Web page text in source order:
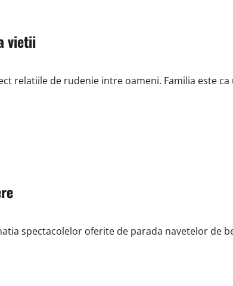
vietii
relatiile de rudenie intre oameni. Familia este
spectacolelor oferite de parada navetelor de